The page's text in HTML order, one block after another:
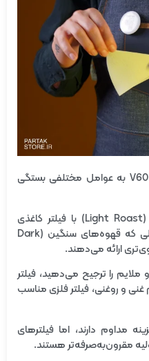
انتخاب فیلتر مناسب برای قهوه‌ساز V60 به عوامل مختلفی بستگی
: قهوه‌های سبک (Light Roast) با فیلتر کاغذی
طعمی شفاف‌تر دارند، در حالی که قهوه‌های سنگین (Dark
را ترجیح می‌دهید، فیلتر
و روغنی، فیلتر فلزی مناسب
مداوم دارند، اما فیلترهای
مقرون‌به‌صرفه‌تر هستند.